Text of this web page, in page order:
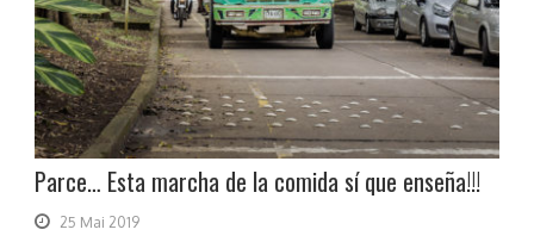
Parce… Esta marcha de la comida sí que enseña!!!
25 Mai 2019